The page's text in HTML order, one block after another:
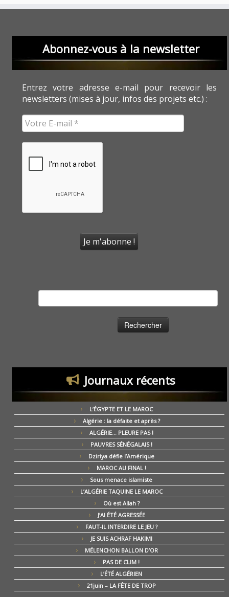
Abonnez-vous à la newsletter
Entrez votre adresse e-mail pour recevoir les
newsletters (mises à jour, infos des projets etc.) :
Journaux récents
L’ÉGYPTE ET LE MAROC
Algérie : la défaite et après ?
ALGÉRIE… PLEURE PAS !
PAUVRES SÉNÉGALAIS !
Dziriya défie l’Amérique
MAROC AU FINAL !
Sous menace islamiste
L’ALGÉRIE TAQUINE LE MAROC
Où est Allah ?
J’AI ÉTÉ AGRESSÉE
FAUT-IL INTERDIRE LE JEU ?
JE SUIS ACHRAF HAKIMI
MÉLENCHON BALLON D’OR
PAS DE CLIM !
L’ÉTÉ ALGÉRIEN
21juin – LA FÊTE DE TROP